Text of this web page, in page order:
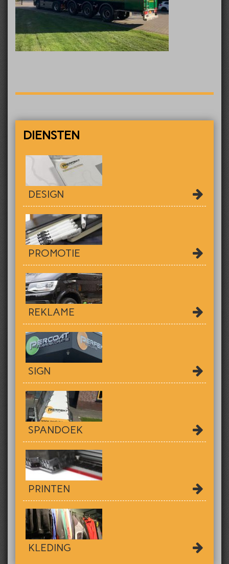
DIENSTEN
DESIGN
PROMOTIE
REKLAME
SIGN
SPANDOEK
PRINTEN
KLEDING